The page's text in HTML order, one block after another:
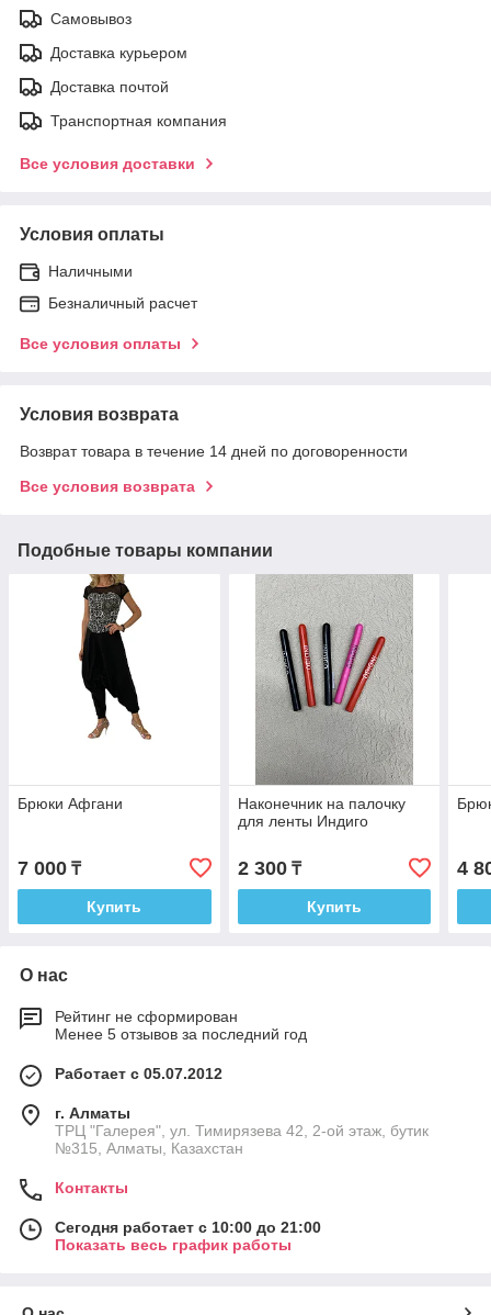
Самовывоз
Доставка курьером
Доставка почтой
Транспортная компания
Все условия доставки
Условия оплаты
Наличными
Безналичный расчет
Все условия оплаты
Условия возврата
Возврат товара в течение 14 дней по договоренности
Все условия возврата
Подобные товары компании
Брюки Афгани
7 000 ₸
Купить
Наконечник на палочку
для ленты Индиго
2 300₸
Купить
4
О нас
Рейтинг не сформирован
Менее 5 отзывов за последний год
Работает с 05.07.2012
г. Алматы
ТРЦ "Галерея", ул. Тимирязева 42, 2-ой этаж, бутик
№315, Алматы, Казахстан
Контакты
Сегодня работает с 10:00 до 21:00
Показать весь график работы